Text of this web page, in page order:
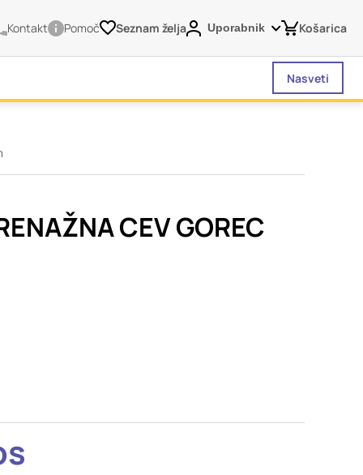
Kontakt Pomoč Seznam želja Uporabnik Košarica
Nasveti
CEV GOREC
brskalnika,
običajno ne
uporabniško
si ogledate več
na vašo uporabo
Običajno
nastavitev
te piškotke ali